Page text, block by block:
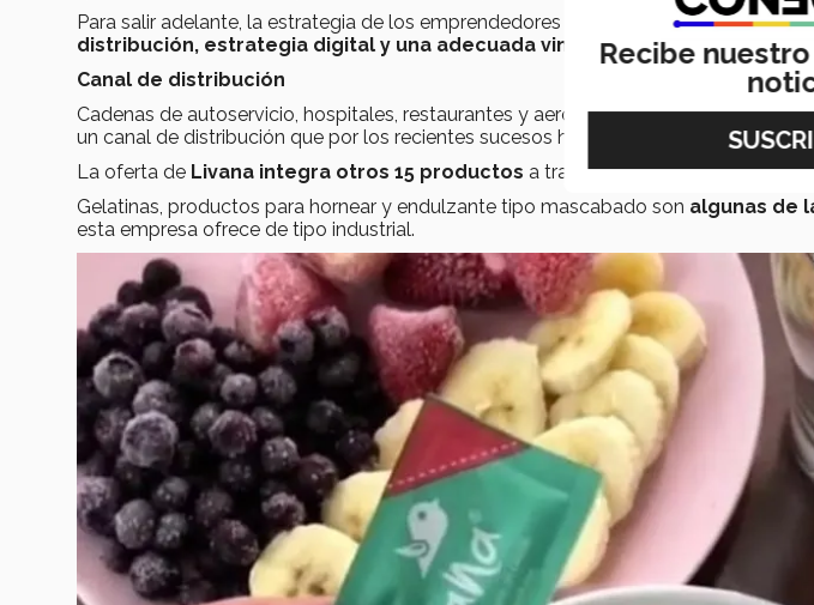
Para salir adelante, la estrategia de los emprendedores se basó en en tres
distribución, estrategia digital y una adecuada vinculación con socios
Canal de distribución
Cadenas de autoservicio, hospitales, restaurantes y aerolíneas forman parte del
un canal de distribución que por los recientes sucesos ha sufrido modificaciones
La oferta de Livana integra otros 15 productos a través de la plataforma
Gelatinas, productos para hornear y endulzante tipo mascabado son algunas de
esta empresa ofrece de tipo industrial.
Recibe